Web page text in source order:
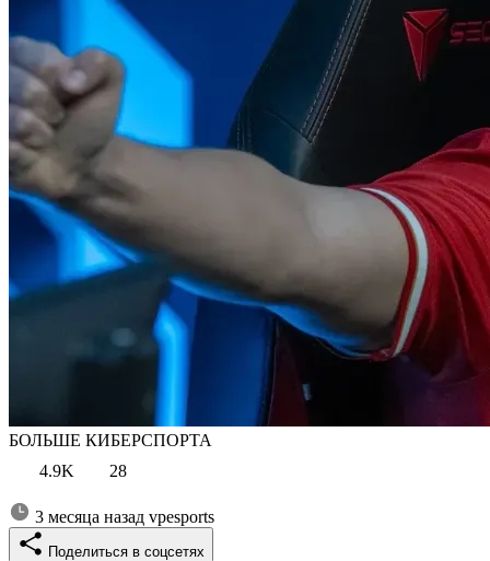
БОЛЬШЕ КИБЕРСПОРТА
4.9K
28
3 месяца назад vpesports
Поделиться в соцсетях